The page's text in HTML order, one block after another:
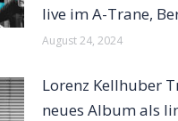
live im A-Trane,
August 24, 2024
Lorenz Kellhuber
neues Album als